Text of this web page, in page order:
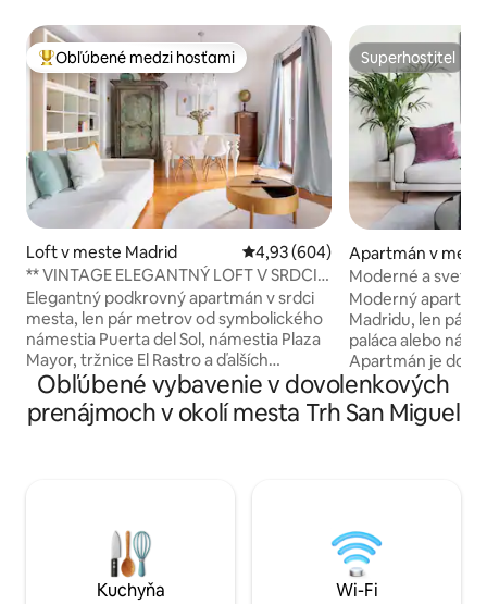
Najobľúbenejšie medzi hosťami
Obľúbené medzi hosťami
Loft v meste Madrid Priemerné ohodnotenie 4,93 z
4,93 (604)
** VINTAGE ELEGANTNÝ LOFT V SRDCI
MESTA**
Elegantný podkrovný apartmán v srdci
mesta, len pár metrov od symbolického
námestia Puerta del Sol, námestia Plaza
Mayor, tržnice El Rastro a ďalších
významných turistických atrakcií. Má
všetko vybavenie: manželskú posteľ
King (180 x 200 cm), Wi-Fi, Smart TV a
denne sa nachádza 3 minúty chôdze od
apartmánu.
Superhostiteľ
Superhostiteľ
Apartmán v
Moderné a svetlé
centrum mesta
Moderný
Madridu, len pár
paláca alebo
Apartmán je
ideálny pre
vybavený dvoma
vlastnou
jedálenský kút a
modernú
má klimatizáciu a
Obľúbené vybavenie v dovolenkových
prenájmoch v okolí mesta Trh San Miguel
Kuchyňa Wi-Fi